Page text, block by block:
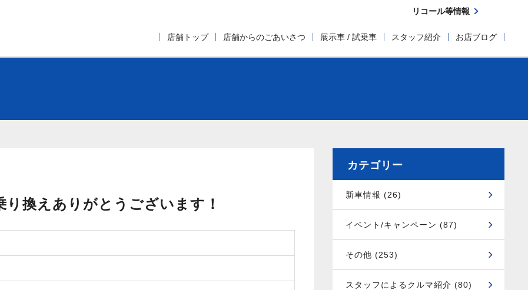
店舗トップ 店舗からのごあいさつ 展示車 / 試乗車 スタッフ紹介 お店ブログ
リコール等情報
換えありがとうございます！
カテゴリー
新車情報 (26)
イベント/キャンペーン (87)
その他 (253)
スタッフによるクルマ紹介 (80)